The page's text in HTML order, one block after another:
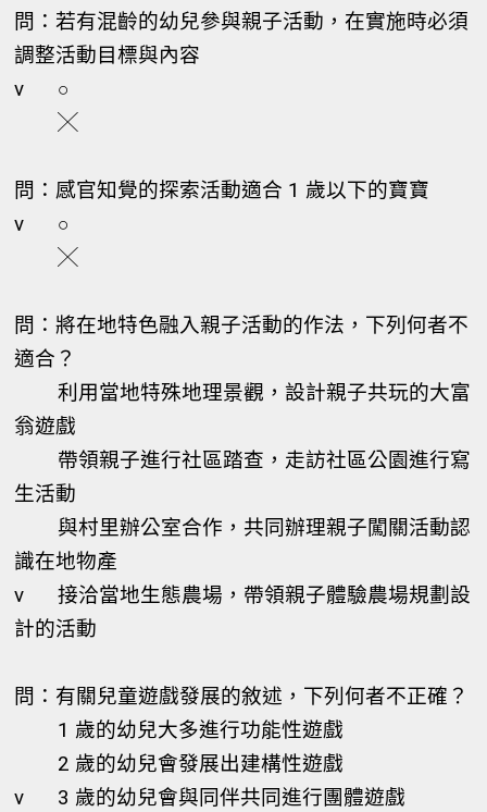
問：若有混齡的幼兒參與親子活動，在實施時必須
調整活動目標與內容
v
○
╳
問：感官知覺的探索活動適合 1 歲以下的寶寶
v
○
╳
問：將在地特色融入親子活動的作法，下列何者不
適合？
利用當地特殊地理景觀，設計親子共玩的大富
翁遊戲
帶領親子進行社區踏查，走訪社區公園進行寫
生活動
與村里辦公室合作，共同辦理親子闖關活動認
識在地物產
v
接洽當地生態農場，帶領親子體驗農場規劃設
計的活動
問：有關兒童遊戲發展的敘述，下列何者不正確？
1 歲的幼兒大多進行功能性遊戲
2 歲的幼兒會發展出建構性遊戲
v
3 歲的幼兒會與同伴共同進行團體遊戲